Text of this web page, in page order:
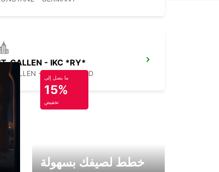
GALLEN - IKC *RY*
ST. GALLEN - SWITZERLAND
ما يصل إلى
15%
تخفيض
خطط لصيفك بسهولة